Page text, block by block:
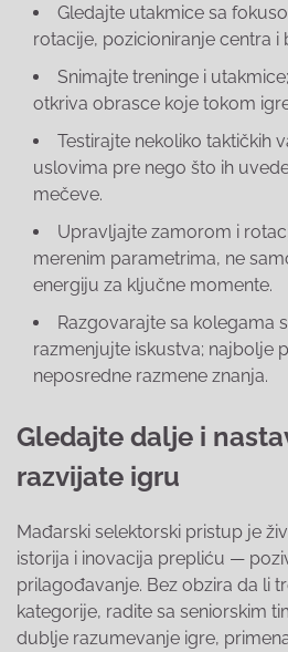
Gledajte utakmice sa
rotacije, pozicioniranje centra i
Snimajte treninge i
otkriva obrasce koje tokom
Testirajte nekoliko taktičkih
uslovima pre nego što ih
mečeve.
Upravljajte zamorom i
merenim parametrima, ne
energiju za ključne momente.
Razgovarajte sa kolegama
razmenjujte iskustva; najbolje
neposredne razmene znanja.
Gledajte dalje i
razvijate igru
Mađarski selektorski pristup je
istorija i inovacija prepliću —
prilagođavanje. Bez obzira da li
kategorije, radite sa seniorskim
dublje razumevanje igre,